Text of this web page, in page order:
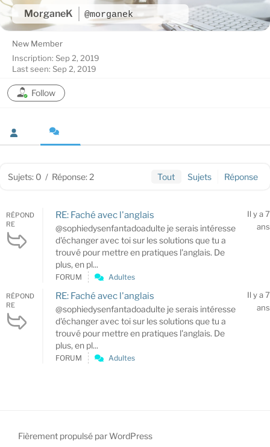
MorganeK @morganek
New Member
Inscription: Sep 2, 2019
Last seen: Sep 2, 2019
Follow
Sujets: 0 / Réponse: 2 Tout Sujets Réponse
RÉPOND
RE
RE: Faché avec l'anglais
@sophiedysenfantadoadulte je serais intéresse
d'échanger avec toi sur les solutions que tu a
trouvé pour mettre en pratiques l'anglais. De
plus, en pl...
Il y a 7
ans
FORUM Adultes
RÉPOND
RE
RE: Faché avec l'anglais
@sophiedysenfantadoadulte je serais intéresse
d'échanger avec toi sur les solutions que tu a
trouvé pour mettre en pratiques l'anglais. De
plus, en pl...
Il y a 7
ans
FORUM Adultes
Fièrement propulsé par WordPress